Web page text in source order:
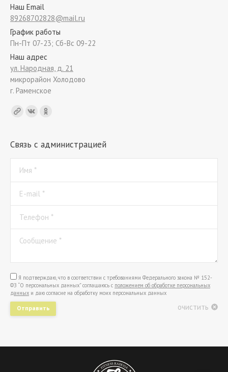
Наш Email
89268702828@mail.ru
График работы
Пн-Пт 07-23; Сб-Вс 09-22
Наш адрес
ул. Народная, д. 21
микрорайон Холодово
г. Раменское
Find us on:
Связь с администрацией
Имя *
E-mail *
Телефон *
Сообщение *
Я подтверждаю, что в соответствии с требованиями Федерального закона № 152-
ФЗ “О персональных данных” соглашаюсь с положением об обработке персональных
данных и даю согласие на обработку моих персональных данных
Отправить очистить